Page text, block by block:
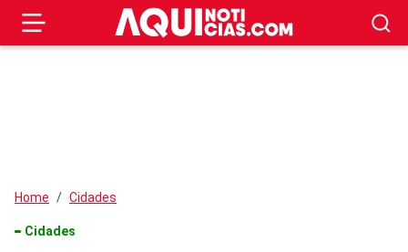
Home Cidades
Cidades